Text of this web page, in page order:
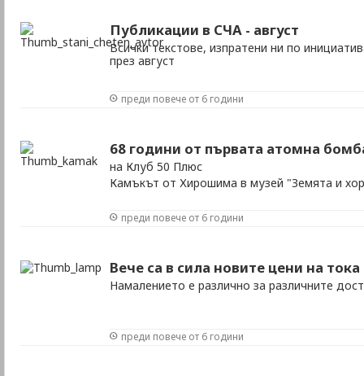
Публикации в СЧА - август
Всички текстове, изпратени ни по
през август
преди повече от 6 години
68 години от първата атомна
на Клуб 50 Плюс
Камъкът от Хирошима в музей "Земята и
преди повече от 6 години
Вече са в сила новите цени на тока
Намалението е различно за различните
преди повече от 6 години